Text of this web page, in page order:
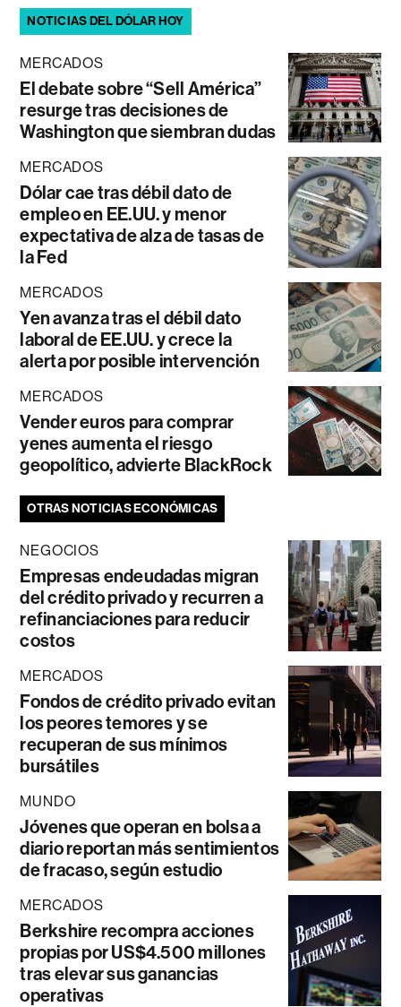
NOTICIAS DEL DÓLAR HOY
MERCADOS
El debate sobre “Sell América”
resurge tras decisiones de
Washington que siembran dudas
MERCADOS
Dólar cae tras débil dato de
empleo en EE.UU. y menor
expectativa de alza de tasas de
la Fed
MERCADOS
Yen avanza tras el débil dato
laboral de EE.UU. y crece la
alerta por posible intervención
MERCADOS
Vender euros para comprar
yenes aumenta el riesgo
geopolítico, advierte BlackRock
OTRAS NOTICIAS ECONÓMICAS
NEGOCIOS
Empresas endeudadas migran
del crédito privado y recurren a
refinanciaciones para reducir
costos
MERCADOS
Fondos de crédito privado evitan
los peores temores y se
recuperan de sus mínimos
bursátiles
MUNDO
Jóvenes que operan en bolsa a
diario reportan más sentimientos
de fracaso, según estudio
MERCADOS
Berkshire recompra acciones
propias por US$4.500 millones
tras elevar sus ganancias
operativas